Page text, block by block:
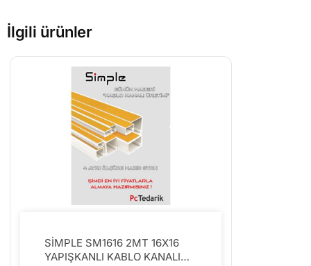
İlgili ürünler
SİMPLE SM1616 2MT 16X16
YAPIŞKANLI KABLO KANALI